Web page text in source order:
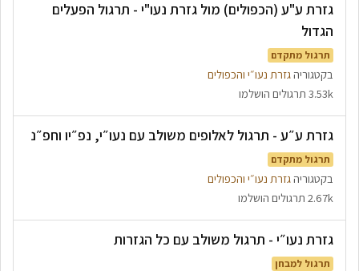
גזרת ע"ע (הכפולים) מול גזרת נעו"י - תרגול הפעלים
הגדול
תרגול מתקדם
בקטגוריהגזרת נעו״י והכפולים
3.53k תרגולים הושלמו
גזרת ע״ע - תרגול לאלופים משולב עם נעו״י, נפ״יו וחפ״נ
תרגול מתקדם
בקטגוריהגזרת נעו״י והכפולים
2.67k תרגולים הושלמו
גזרת נעו״י - תרגול משולב עם כל הגזרות
תרגול למבחן